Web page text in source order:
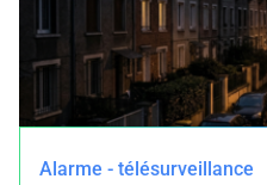
Alarme - télésurveillance